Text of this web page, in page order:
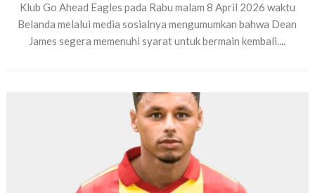
Klub Go Ahead Eagles pada Rabu malam 8 April 2026 waktu
Belanda melalui media sosialnya mengumumkan bahwa Dean
James segera memenuhi syarat untuk bermain kembali....